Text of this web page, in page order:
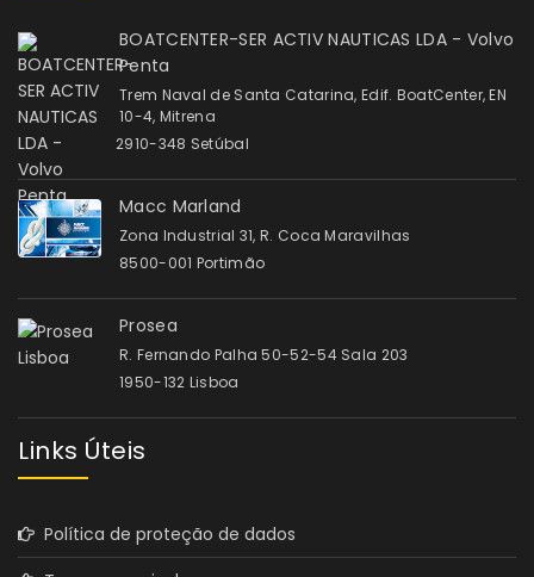
BOATCENTER-SER ACTIV NAUTICAS LDA - Volvo
Penta
Trem Naval de Santa Catarina, Edif. BoatCenter, EN
10-4, Mitrena
2910-348 Setúbal
Macc Marland
Zona Industrial 31, R. Coca Maravilhas
8500-001 Portimão
Prosea
R. Fernando Palha 50-52-54 Sala 203
1950-132 Lisboa
Links Úteis
Política de proteção de dados